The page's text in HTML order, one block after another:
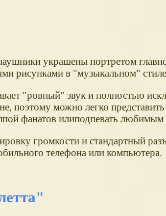
украшены портретом
рисунками в "музыкальном"
"ровный" звук и полностью
поэтому можно легко представить
фанатов илиподпевать любимым
громкости и стандартный
телефона или компьютера.